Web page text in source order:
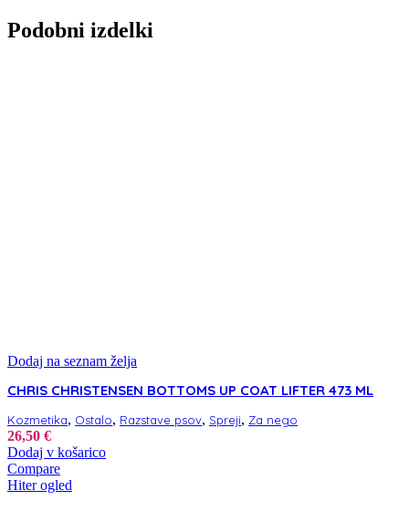
Podobni izdelki
Dodaj na seznam želja
CHRIS CHRISTENSEN BOTTOMS UP COAT LIFTER 473 ML
Kozmetika, Ostalo, Razstave psov, Spreji, Za nego
26,50 €
Dodaj v košarico
Compare
Hiter ogled